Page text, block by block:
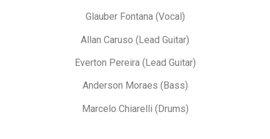
Glauber Fontana (Vocal)
Allan Caruso (Lead Guitar)
Everton Pereira (Lead Guitar)
Anderson Moraes (Bass)
Marcelo Chiarelli (Drums)